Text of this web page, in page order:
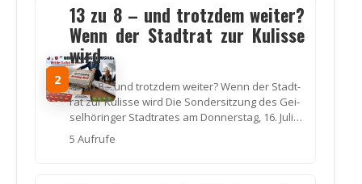
2
13 zu 8 – und trotzdem weiter?
Wenn der Stadtrat zur Kulisse
wird
13 zu 8 – und trotz­dem wei­ter? Wenn der Stadt­
rat zur Kulis­se wird Die Son­der­sit­zung des Gei­
sel­hö­rin­ger Stadt­ra­tes am Don­ners­tag, 16. Juli…
5 Auf­ru­fe